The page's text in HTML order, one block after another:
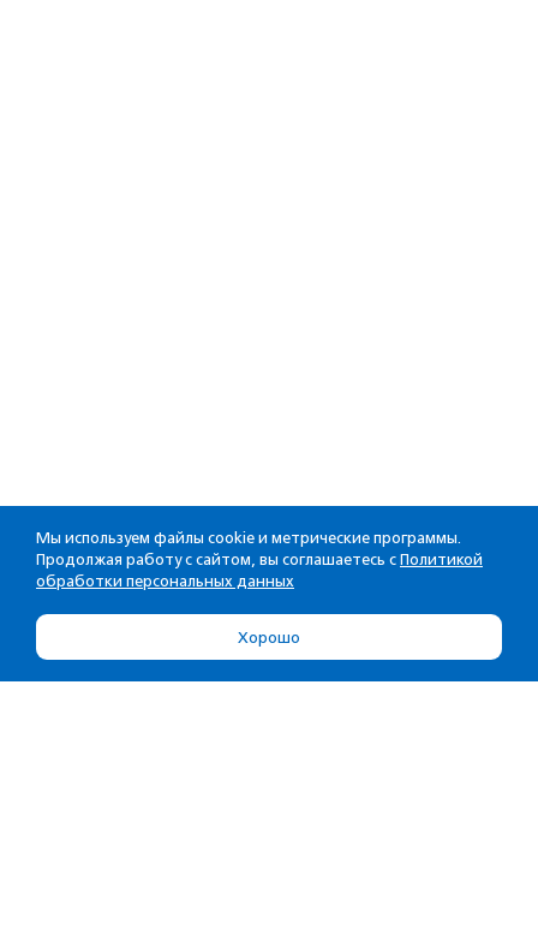
Мы используем файлы cookie и метрические программы.
Продолжая работу с сайтом, вы соглашаетесь с Политикой
обработки персональных данных
Хорошо